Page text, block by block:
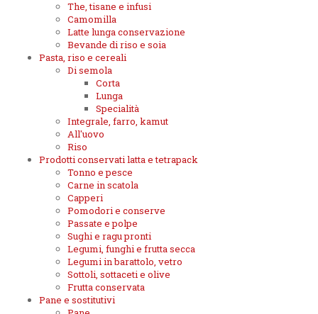
The, tisane e infusi
Camomilla
Latte lunga conservazione
Bevande di riso e soia
Pasta, riso e cereali
Di semola
Corta
Lunga
Specialità
Integrale, farro, kamut
All'uovo
Riso
Prodotti conservati latta e tetrapack
Tonno e pesce
Carne in scatola
Capperi
Pomodori e conserve
Passate e polpe
Sughi e ragu pronti
Legumi, funghi e frutta secca
Legumi in barattolo, vetro
Sottoli, sottaceti e olive
Frutta conservata
Pane e sostitutivi